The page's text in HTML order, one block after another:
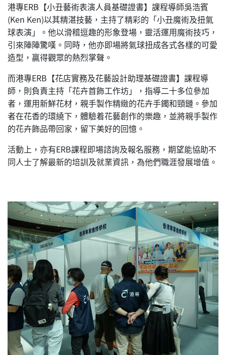
港專ERB【小丑藝術表演人員基礎證書】課程導師吳浩賓
(Ken Ken)以其精湛技藝，主持了精彩的「小丑魔術及扭氣
球表演」。他以滑稽逗趣的形象登場，靈活運用魔術技巧，
引來陣陣驚嘆。同時，他亦即場將氣球扭成各式各樣的可愛
造型，贏得觀眾的熱烈掌聲。
而港專ERB【花店實務及花藝設計助理基礎證書】課程導
師，則負責主持「花卉首飾工作坊」，指導二十多位參加
者，運用新鮮花材，親手製作精緻的花卉手鐲和頸鏈。參加
者在花香的環繞下，體驗着花藝創作的樂趣，並將親手製作
的花卉飾品帶回家，留下美好的回憶。
活動上，亦有ERB課程即場諮詢及報名服務，期望能協助不
同人士了解最新的培訓及就業資訊，為他們職涯發展增值。